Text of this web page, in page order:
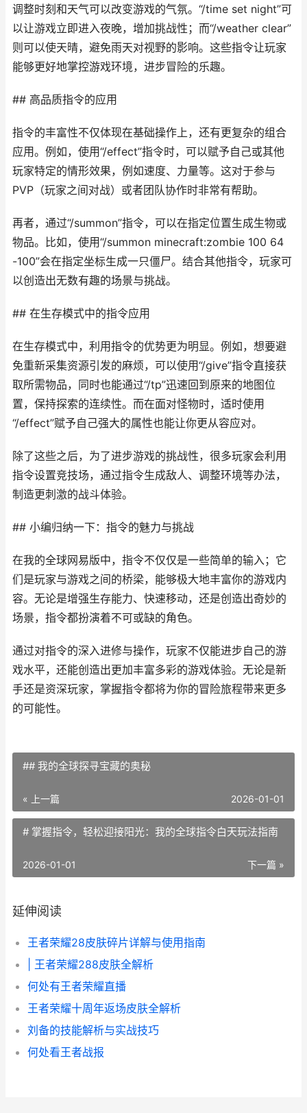
调整时刻和天气可以改变游戏的气氛。“/time set night”可
以让游戏立即进入夜晚，增加挑战性；而“/weather clear”
则可以使天晴，避免雨天对视野的影响。这些指令让玩家
能够更好地掌控游戏环境，进步冒险的乐趣。
## 高品质指令的应用
指令的丰富性不仅体现在基础操作上，还有更复杂的组合
应用。例如，使用“/effect”指令时，可以赋予自己或其他
玩家特定的情形效果，例如速度、力量等。这对于参与
PVP（玩家之间对战）或者团队协作时非常有帮助。
再者，通过“/summon”指令，可以在指定位置生成生物或
物品。比如，使用“/summon minecraft:zombie 100 64
-100”会在指定坐标生成一只僵尸。结合其他指令，玩家可
以创造出无数有趣的场景与挑战。
## 在生存模式中的指令应用
在生存模式中，利用指令的优势更为明显。例如，想要避
免重新采集资源引发的麻烦，可以使用“/give”指令直接获
取所需物品，同时也能通过“/tp”迅速回到原来的地图位
置，保持探索的连续性。而在面对怪物时，适时使用
“/effect”赋予自己强大的属性也能让你更从容应对。
除了这些之后，为了进步游戏的挑战性，很多玩家会利用
指令设置竞技场，通过指令生成敌人、调整环境等办法，
制造更刺激的战斗体验。
## 小编归纳一下：指令的魅力与挑战
在我的全球网易版中，指令不仅仅是一些简单的输入；它
们是玩家与游戏之间的桥梁，能够极大地丰富你的游戏内
容。无论是增强生存能力、快速移动，还是创造出奇妙的
场景，指令都扮演着不可或缺的角色。
通过对指令的深入进修与操作，玩家不仅能进步自己的游
戏水平，还能创造出更加丰富多彩的游戏体验。无论是新
手还是资深玩家，掌握指令都将为你的冒险旅程带来更多
的可能性。
## 我的全球探寻宝藏的奥秘
« 上一篇 2026-01-01
# 掌握指令，轻松迎接阳光：我的全球指令白天玩法指南
下一篇 »
2026-01-01
延伸阅读
王者荣耀28皮肤碎片详解与使用指南
| 王者荣耀288皮肤全解析
何处有王者荣耀直播
王者荣耀十周年返场皮肤全解析
刘备的技能解析与实战技巧
何处看王者战报